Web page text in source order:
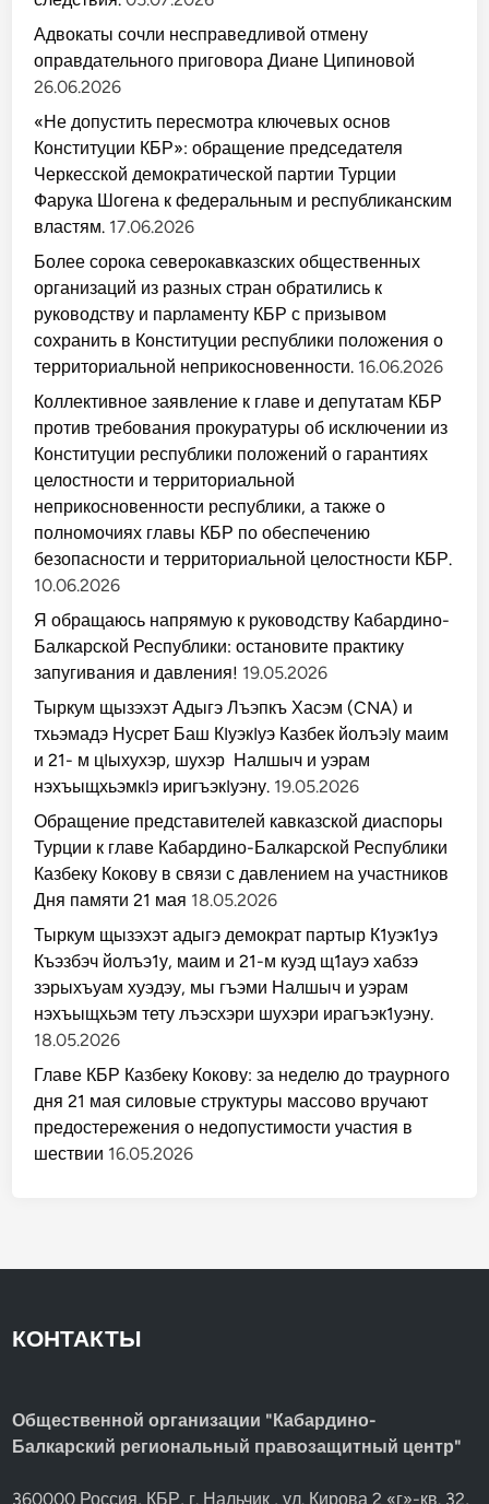
Адвокаты сочли несправедливой отмену
оправдательного приговора Диане Ципиновой
26.06.2026
«Не допустить пересмотра ключевых основ
Конституции КБР»: обращение председателя
Черкесской демократической партии Турции
Фарука Шогена к федеральным и республиканским
властям. 17.06.2026
Более сорока северокавказских общественных
организаций из разных стран обратились к
руководству и парламенту КБР с призывом
сохранить в Конституции республики положения о
территориальной неприкосновенности. 16.06.2026
Коллективное заявление к главе и депутатам КБР
против требования прокуратуры об исключении из
Конституции республики положений о гарантиях
целостности и территориальной
неприкосновенности республики, а также о
полномочиях главы КБР по обеспечению
безопасности и территориальной целостности КБР.
10.06.2026
Я обращаюсь напрямую к руководству Кабардино-
Балкарской Республики: остановите практику
запугивания и давления! 19.05.2026
Тыркум щызэхэт Адыгэ Лъэпкъ Хасэм (CNA) и
тхьэмадэ Нусрет Баш КIуэкIуэ Казбек йолъэIу маим
и 21- м цIыхухэр, шухэр Налшыч и уэрам
нэхъыщхьэмкIэ иригъэкIуэну. 19.05.2026
Обращение представителей кавказской диаспоры
Турции к главе Кабардино-Балкарской Республики
Казбеку Кокову в связи с давлением на участников
Дня памяти 21 мая 18.05.2026
Тыркум щызэхэт адыгэ демократ партыр К1уэк1уэ
Къэзбэч йолъэ1у, маим и 21-м куэд щ1ауэ хабзэ
зэрыхъуам хуэдэу, мы гъэми Налшыч и уэрам
нэхъыщхьэм тету лъэсхэри шухэри ирагъэк1уэну.
18.05.2026
Главе КБР Казбеку Кокову: за неделю до траурного
дня 21 мая силовые структуры массово вручают
предостережения о недопустимости участия в
шествии 16.05.2026
КОНТАКТЫ
Общественной организации "Кабардино-
Балкарский региональный правозащитный центр"
360000 Россия, КБР, г. Нальчик , ул. Кирова 2 «г»-кв. 32,